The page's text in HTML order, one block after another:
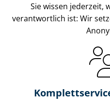
Sie wissen jederzeit,
verantwortlich ist: Wir